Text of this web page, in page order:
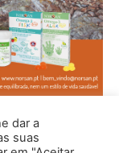
dar a
suas